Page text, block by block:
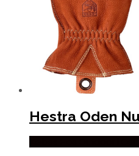
Hestra Oden